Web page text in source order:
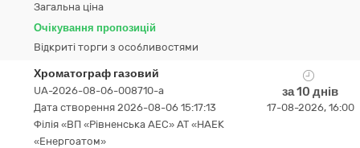
Загальна ціна
Очікування пропозицій
Відкриті торги з особливостями
Хроматограф газовий
UA-2026-08-06-008710-a
Дата створення 2026-08-06 15:17:13
Філія «ВП «Рівненська АЕС» АТ «НАЕК
«Енергоатом»
за 10 днів
17-08-2026, 16:00